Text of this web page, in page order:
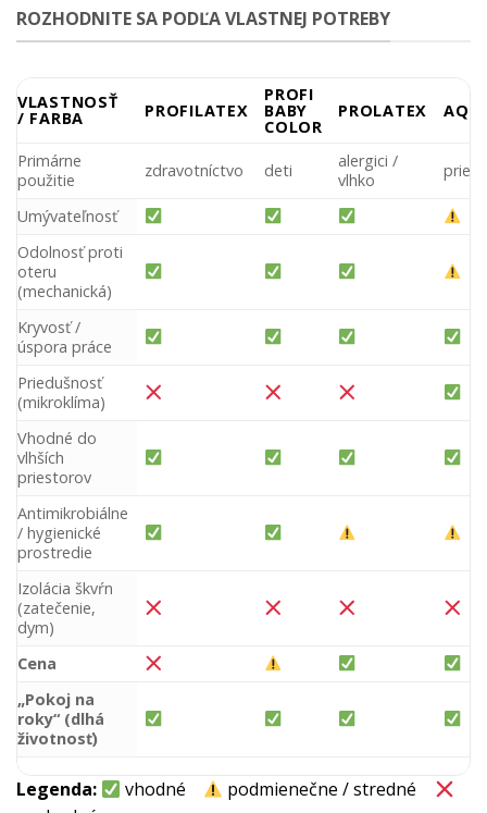
ROZHODNITE SA PODĽA VLASTNEJ POTREBY
VLASTNOSŤ
/ FARBA PROFILATEX
PROFI
BABY
COLOR
PROLATEX
Primárne
použitie
zdravotníctvo deti
alergici /
vlhko
Umývateľnosť
Odolnosť proti
oteru
(mechanická)
Kryvosť /
úspora práce
Priedušnosť
(mikroklíma)
Vhodné do
vlhších
priestorov
Antimikrobiálne
/ hygienické
prostredie
Izolácia škvŕn
(zatečenie,
dym)
Cena
„Pokoj na
roky“ (dlhá
životnosť)
Legenda: vhodné
podmienečne / stredné